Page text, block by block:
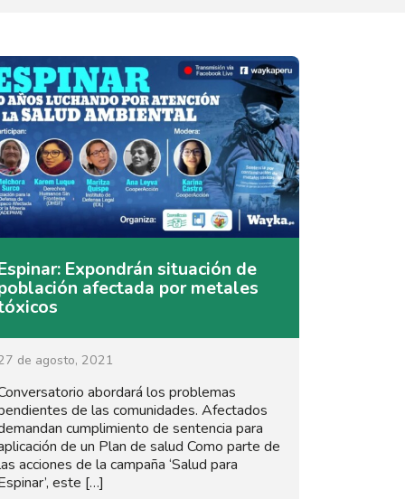
Expondrán situación de
afectada por metales
de agosto, 2021
abordará los problemas
de las comunidades. Afectados
cumplimiento de sentencia para
de un Plan de salud Como parte de
acciones de la campaña ‘Salud para
este […]